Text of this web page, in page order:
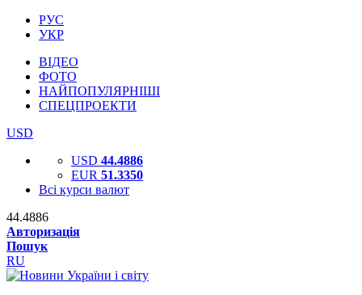
РУС
УКР
ВІДЕО
ФОТО
НАЙПОПУЛЯРНІШІ
СПЕЦПРОЕКТИ
USD
USD 44.4886
EUR 51.3350
Всі курси валют
44.4886
Авторизація
Пошук
RU